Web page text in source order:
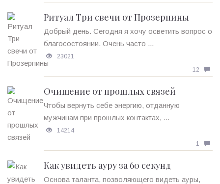
Ритуал Три свечи от Прозерпины
Добрый день. Сегодня я хочу осветить вопрос о
благосостоянии. Очень часто ...
23021
12
Очищение от прошлых связей
Чтобы вернуть себе энергию, отданную
мужчинам при прошлых контактах, ...
14214
1
Как увидеть ауру за 60 секунд
Основа таланта, позволяющего видеть ауры,